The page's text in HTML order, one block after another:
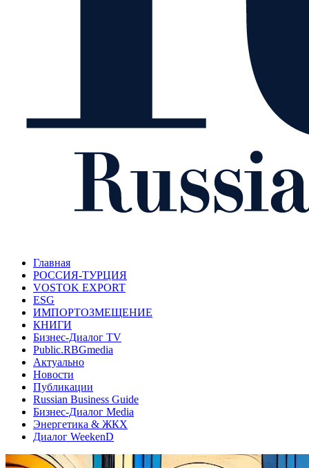
Главная
РОССИЯ-ТУРЦИЯ
VOSTOK EXPORT
ESG
ИМПОРТОЗМЕЩЕНИЕ
КНИГИ
Бизнес-Диалог TV
Public.RBGmedia
Актуально
Новости
Публикации
Russian Business Guide
Бизнес-Диалог Media
Энергетика & ЖКХ
Диалог WeekenD